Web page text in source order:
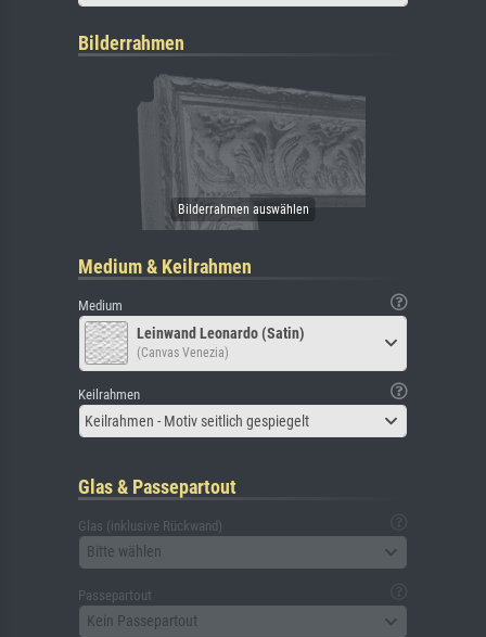
Bilderrahmen
Medium & Keilrahmen
Medium
Leinwand Leonardo (Satin)
(Canvas Venezia)
Keilrahmen
Keilrahmen - Motiv seitlich gespiegelt
Glas & Passepartout
Glas (inklusive Rückwand)
Bitte wählen
Passepartout
Kein Passepartout